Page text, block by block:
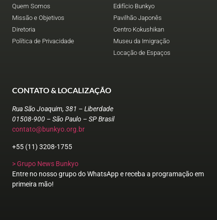
Quem Somos
Missão e Objetivos
Diretoria
Política de Privacidade
Edifício Bunkyo
Pavilhão Japonês
Centro Kokushikan
Museu da Imigração
Locação de Espaços
CONTATO & LOCALIZAÇÃO
Rua São Joaquim, 381 – Liberdade
01508-900 – São Paulo – SP Brasil
contato@bunkyo.org.br
+55 (11) 3208-1755
> Grupo News Bunkyo
Entre no nosso grupo do WhatsApp e receba a programação em
primeira mão!